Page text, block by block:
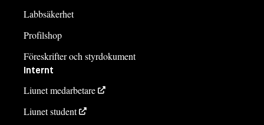
Labbsäkerhet
Profilshop
Föreskrifter och styrdokument
Internt
Liunet medarbetare
Liunet student